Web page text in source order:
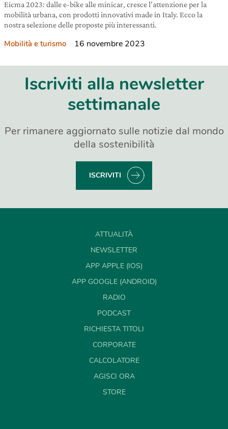
Eicma 2023: dalle e-bike alle minicar, cresce l’attenzione per la
mobilità urbana, con prodotti innovativi made in Italy. Ecco la
nostra selezione delle proposte più interessanti.
Mobilità e turismo 16 novembre 2023
Iscriviti alla newsletter
settimanale
Per rimanere aggiornato sulle notizie dal mondo
della sostenibilità
ISCRIVITI
ATTUALITÀ
NEWSLETTER
APP APPLE (IOS)
APP GOOGLE (ANDROID)
RADIO
PODCAST
RICHIESTA TITOLI
CORPORATE
CALCOLATORE
AGISCI ORA
STORE